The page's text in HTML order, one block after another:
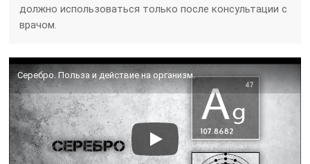
должно использоваться только после консультации с
врачом.
Серебро. Польза и действие на организм.